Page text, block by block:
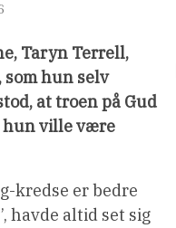
Taryn Terrell,
hun selv
at troen på Gud
hun ville være
kredse er bedre
havde altid set sig